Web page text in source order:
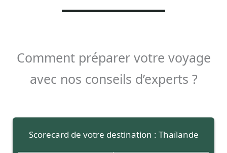
Comment préparer votre voyage
avec nos conseils d’experts ?
Scorecard de votre destination : Thaïlande